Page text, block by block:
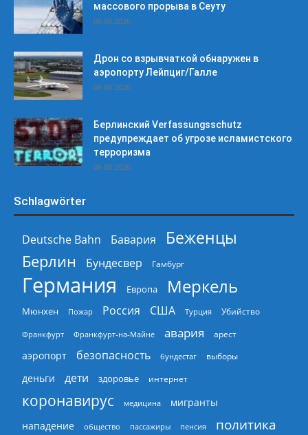
массового прорыва в Сеуту
06.08.2026
Дрон со взрывчаткой обнаружен в
аэропорту Лейпциг/Галле
06.08.2026
Берлинский Verfassungsschutz
предупреждает об угрозе исламистского
терроризма
06.08.2026
Schlagwörter
Deutsche Bahn Бавария
Беженцы
Берлин
Бундесвер Гамбург
Германия Европа Меркель
Мюнхен Пожар Россия США Турция Убийство
Франкфурт Франкфурт-на-Майне авария арест
аэропорт безопасность бундестаг выборы
деньги дети здоровье интернет
коронавирус медицина
мигранты
нападение
общество пассажиры пенсия политика